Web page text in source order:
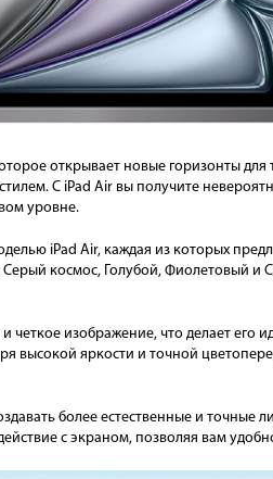
открывает новые горизонты
С iPad Air вы получите
уровне.
iPad Air, каждая из которых
космос, Голубой, Фиолетовый и
четкое изображение, что делает
высокой яркости и точной
более естественные и точные
с экраном, позволяя вам